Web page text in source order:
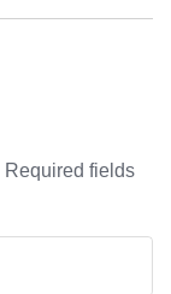
Required fields